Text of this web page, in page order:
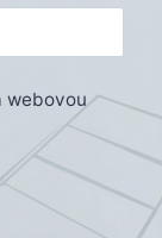
webovou